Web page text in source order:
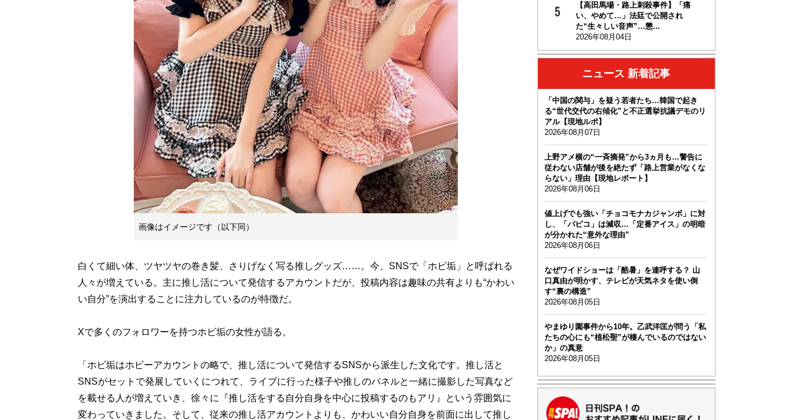
画像はイメージです（以下同）
白くて細い体、ツヤツヤの巻き髪、さりげなく写る推しグッズ……。今、SNSで「ホビ垢」と呼ばれる
人々が増えている。主に推し活について発信するアカウントだが、投稿内容は趣味の共有よりも“かわい
い自分”を演出することに注力しているのが特徴だ。
Xで多くのフォロワーを持つホビ垢の女性が語る。
「ホビ垢はホビーアカウントの略で、推し活について発信するSNSから派生した文化です。推し活と
SNSがセットで発展していくにつれて、ライブに行った様子や推しのパネルと一緒に撮影した写真など
を載せる人が増えていき、徐々に『推し活をする自分自身を中心に投稿するのもアリ』という雰囲気に
変わっていきました。そして、従来の推し活アカウントよりも、かわいい自分自身を前面に出して推し
【高田馬場・路上刺殺事件】「痛
い、やめて…」法廷で公開され
た“生々しい音声”…懲...
2026年08月04日
ニュース 新着記事
「中国の関与」を疑う若者たち…韓国で起き
る“世代交代の右傾化”と不正選挙抗議デモのリ
アル【現地ルポ】
2026年08月07日
上野アメ横の“一斉摘発”から3ヵ月も…警告に
従わない店舗が後を絶たず「路上営業がなくな
らない」理由【現地レポート】
2026年08月06日
値上げでも強い「チョコモナカジャンボ」に対
し、「パピコ」は減収…「定番アイス」の明暗
が分かれた“意外な理由”
2026年08月06日
なぜワイドショーは「酷暑」を連呼する？ 山
口真由が明かす、テレビが天気ネタを使い倒
す“裏の構造”
2026年08月05日
やまゆり園事件から10年。乙武洋匡が問う「私
たちの心にも“植松聖”が棲んでいるのではない
か」の真意
2026年08月05日